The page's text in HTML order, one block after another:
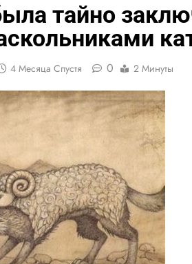
тайно
4 Месяца Спустя 0 2 Минуты